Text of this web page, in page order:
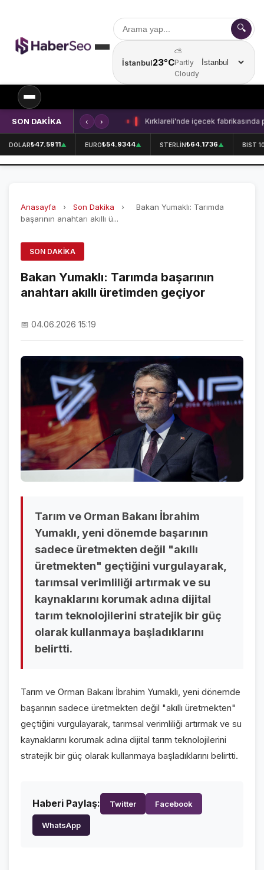
🔍
İstanbul23°C
⛅
Partly
Cloudy
Şehir seçin
SPOR
SPOR HABERLERİ
FENERBAHÇE
ÖZEL SAYFALAR
NAMAZ VAKİTLERİ
KRİPTO PARALAR
NÖBETÇİ ECZANELER
SON DAKİKA
SON DAKİKA HABERLERİ
VİDEO GALERİ
GALERİLER
VİDEO GALERİ
KURUMSAL
HAKKIMIZDA
SON DAKİKA ‹ › Kırklareli'nde içecek fabrikasında
DOLAR₺47.5911▲ EURO₺54.9344▲ STERLİN₺64.1736▲ BIST
Anasayfa › Son Dakika ›
Bakan Yumaklı: Tarımda
başarının anahtarı akıllı ü...
SON DAKIKA
Bakan Yumaklı: Tarımda başarının
anahtarı akıllı üretimden geçiyor
📅 04.06.2026 15:19
Tarım ve Orman Bakanı İbrahim
Yumaklı, yeni dönemde başarının
sadece üretmekten değil "akıllı
üretmekten" geçtiğini vurgulayarak,
tarımsal verimliliği artırmak ve su
kaynaklarını korumak adına dijital
tarım teknolojilerini stratejik bir güç
olarak kullanmaya başladıklarını
belirtti.
Tarım ve Orman Bakanı İbrahim Yumaklı, yeni dönemde
başarının sadece üretmekten değil "akıllı üretmekten"
geçtiğini vurgulayarak, tarımsal verimliliği artırmak ve su
kaynaklarını korumak adına dijital tarım teknolojilerini
stratejik bir güç olarak kullanmaya başladıklarını belirtti.
Haberi Paylaş: Twitter Facebook
WhatsApp